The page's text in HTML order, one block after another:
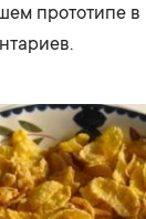
прототипе